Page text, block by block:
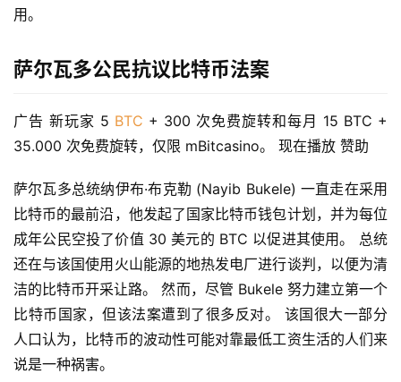
用。
萨尔瓦多公民抗议比特币法案
广告 新玩家 5 BTC + 300 次免费旋转和每月 15 BTC +
35.000 次免费旋转，仅限 mBitcasino。 现在播放 赞助
萨尔瓦多总统纳伊布·布克勒 (Nayib Bukele) 一直走在采用
比特币的最前沿，他发起了国家比特币钱包计划，并为每位
成年公民空投了价值 30 美元的 BTC 以促进其使用。 总统
还在与该国使用火山能源的地热发电厂进行谈判，以便为清
洁的比特币开采让路。 然而，尽管 Bukele 努力建立第一个
比特币国家，但该法案遭到了很多反对。 该国很大一部分
人口认为，比特币的波动性可能对靠最低工资生活的人们来
说是一种祸害。